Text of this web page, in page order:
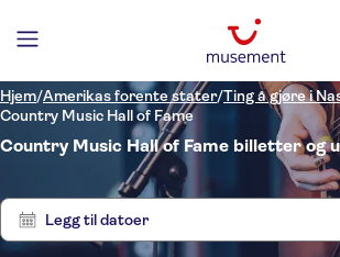
Hjem/Amerikas forente stater/Ting å gjøre i
Country Music Hall of Fame
Country Music Hall of Fame billetter og
Legg til datoer
6
resultater